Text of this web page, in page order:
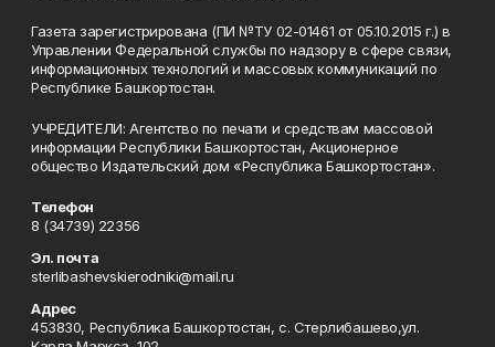
Газета зарегистрирована (ПИ №ТУ 02-01461 от 05.10.2015 г.) в
Управлении Федеральной службы по надзору в сфере связи,
информационных технологий и массовых коммуникаций по
Республике Башкортостан.
УЧРЕДИТЕЛИ: Агентство по печати и средствам массовой
информации Республики Башкортостан, Акционерное
общество Издательский дом «Республика Башкортостан».
Телефон
8 (34739) 22356
Эл. почта
sterlibashevskierodniki@mail.ru
Адрес
453830, Республика Башкортостан, c. Стерлибашево,ул.